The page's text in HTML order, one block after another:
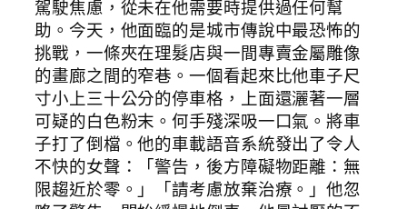
駕駛焦慮，從未在他需要時提供過任何幫
助。今天，他面臨的是城市傳說中最恐怖的
挑戰，一條夾在理髮店與一間專賣金屬雕像
的畫廊之間的窄巷。一個看起來比他車子尺
寸小上三十公分的停車格，上面還灑著一層
可疑的白色粉末。何手殘深吸一口氣。將車
子打了倒檔。他的車載語音系統發出了令人
不快的女聲：「警告，後方障礙物距離：無
限趨近於零。」「請考慮放棄治療。」他忽